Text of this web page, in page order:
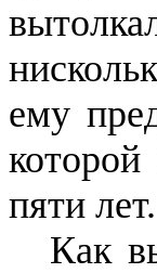
ему
пяти лет.
Как